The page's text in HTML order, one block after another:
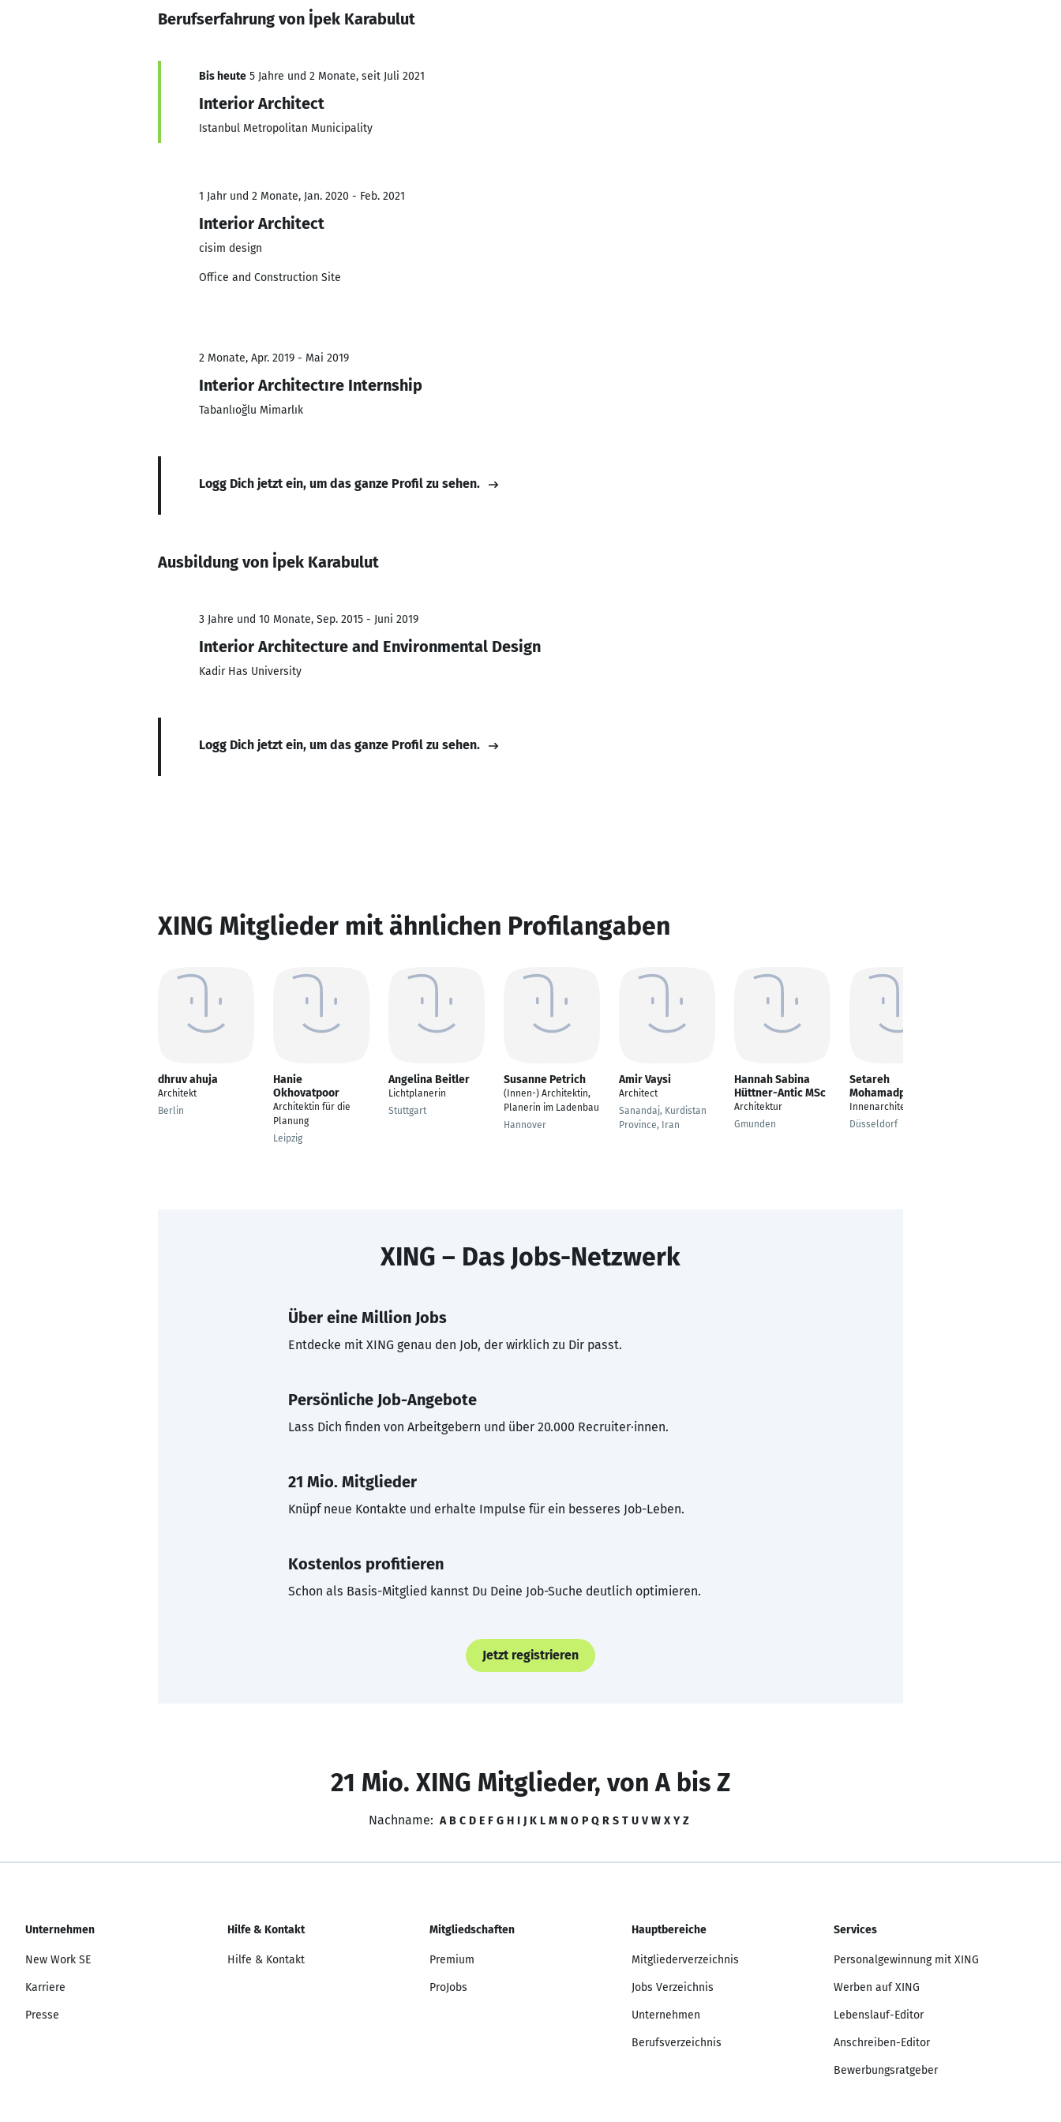
Berufserfahrung von İpek Karabulut
Bis heute 5 Jahre und 2 Monate, seit Juli 2021
Interior Architect
Istanbul Metropolitan Municipality
1 Jahr und 2 Monate, Jan. 2020 - Feb. 2021
Interior Architect
cisim design
Office and Construction Site
2 Monate, Apr. 2019 - Mai 2019
Interior Architectıre Internship
Tabanlıoğlu Mimarlık
Logg Dich jetzt ein, um das ganze Profil zu sehen.
Ausbildung von İpek Karabulut
3 Jahre und 10 Monate, Sep. 2015 - Juni 2019
Interior Architecture and Environmental Design
Kadir Has University
Logg Dich jetzt ein, um das ganze Profil zu sehen.
XING Mitglieder mit ähnlichen Profilangaben
dhruv ahuja
Architekt
Berlin
Hanie
Okhovatpoor
Architektin für die
Planung
Leipzig
Angelina Beitler
Lichtplanerin
Stuttgart
Susanne Petrich
(Innen-) Architektin,
Planerin im Ladenbau
Hannover
Amir Vaysi
Architect
Sanandaj, Kurdistan
Province, Iran
Hannah Sabina
Hüttner-Antic MSc
Architektur
Gmunden
Setareh
Mohamadpour
Innenarchitektin
Düsseldorf
XING – Das Jobs-Netzwerk
Über eine Million Jobs
Entdecke mit XING genau den Job, der wirklich zu Dir passt.
Persönliche Job-Angebote
Lass Dich finden von Arbeitgebern und über 20.000 Recruiter·innen.
21 Mio. Mitglieder
Knüpf neue Kontakte und erhalte Impulse für ein besseres Job-Leben.
Kostenlos profitieren
Schon als Basis-Mitglied kannst Du Deine Job-Suche deutlich optimieren.
Jetzt registrieren
21 Mio. XING Mitglieder, von A bis Z
Nachname: A B C D E F G H I J K L M N O P Q R S T U V W X Y Z
Unternehmen
New Work SE
Karriere
Presse
Hilfe & Kontakt
Hilfe & Kontakt
Mitgliedschaften
Premium
ProJobs
Hauptbereiche
Mitgliederverzeichnis
Jobs Verzeichnis
Unternehmen
Berufsverzeichnis
Services
Personalgewinnung mit XING
Werben auf XING
Lebenslauf-Editor
Anschreiben-Editor
Bewerbungsratgeber